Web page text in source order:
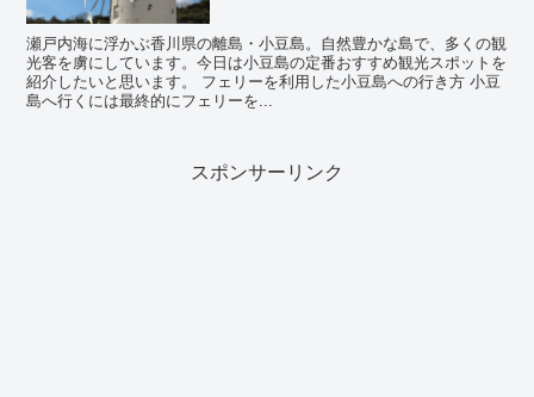
瀬戸内海に浮かぶ香川県の離島・小豆島。自然豊かな島で、多くの観
光客を虜にしています。今日は小豆島の定番おすすめ観光スポットを
紹介したいと思います。 フェリーを利用した小豆島への行き方 小豆
島へ行くには最終的にフェリーを...
スポンサーリンク